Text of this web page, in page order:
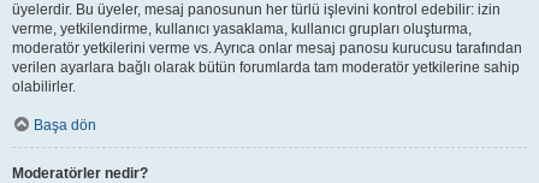
üyelerdir. Bu üyeler, mesaj panosunun her türlü işlevini kontrol edebilir: izin
verme, yetkilendirme, kullanıcı yasaklama, kullanıcı grupları oluşturma,
moderatör yetkilerini verme vs. Ayrıca onlar mesaj panosu kurucusu tarafından
verilen ayarlara bağlı olarak bütün forumlarda tam moderatör yetkilerine sahip
olabilirler.
Başa dön
Moderatörler nedir?